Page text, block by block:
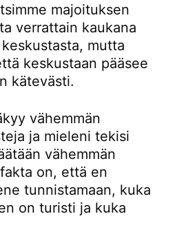
majoituksen
verrattain kaukana
mutta
keskustaan pääsee
kätevästi.
vähemmän
ja mieleni tekisi
vähemmän
on, että en
tunnistamaan, kuka
on turisti ja kuka